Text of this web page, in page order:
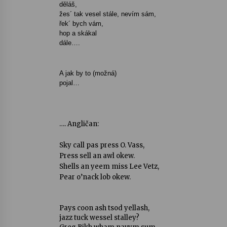
děláš,
žes´ tak vesel stále, nevím sám,
řek´ bych vám,
hop a skákal
dále….
A jak by to (možná)
pojal…
…. Angličan:
Sky call pas press O. Vass,
Press sell an awl okew.
Shells an yeem miss Lee Vetz,
Pear o’nack lob okew.
Pays coon ash tsod yellash,
jazz tuck wessel stalley?